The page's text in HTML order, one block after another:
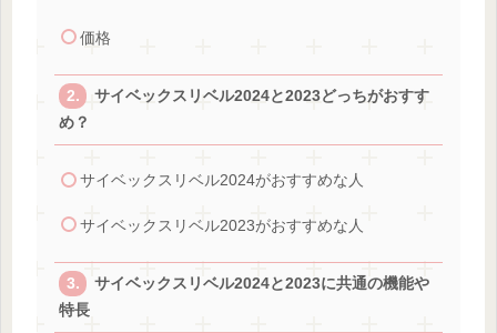
価格
サイベックスリベル2024と2023どっちがおすす
め？
サイベックスリベル2024がおすすめな人
サイベックスリベル2023がおすすめな人
サイベックスリベル2024と2023に共通の機能や
特長